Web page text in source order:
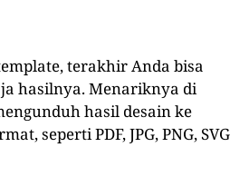
terakhir Anda bisa
hasilnya. Menariknya di
hasil desain ke
seperti PDF, JPG, PNG, SVG